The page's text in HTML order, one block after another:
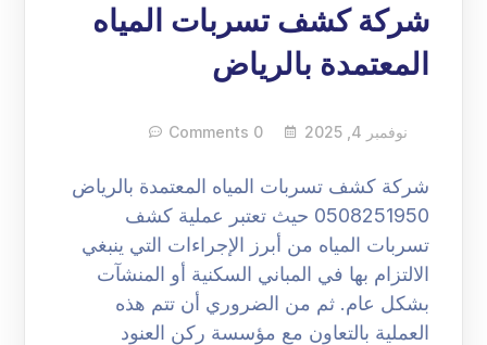
شركة كشف تسربات المياه
المعتمدة بالرياض
نوفمبر 4, 2025 0 Comments
شركة كشف تسربات المياه المعتمدة بالرياض
0508251950 حيث تعتبر عملية كشف
تسربات المياه من أبرز الإجراءات التي ينبغي
الالتزام بها في المباني السكنية أو المنشآت
بشكل عام. ثم من الضروري أن تتم هذه
العملية بالتعاون مع مؤسسة ركن العنود